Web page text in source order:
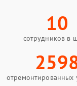
10
сотрудников в
отремонтированных